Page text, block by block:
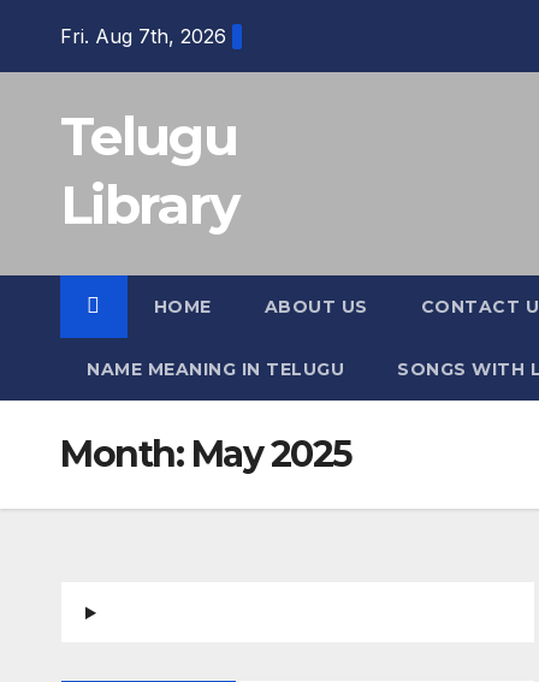
Fri. Aug 7th, 2026
Telugu
Library
HOME ABOUT US CONTACT
NAME MEANING IN TELUGU SONGS WITH
Month: May 2025